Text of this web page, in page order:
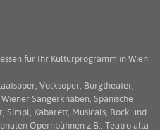
für Ihr Kulturprogramm in Wien
Volksoper, Burgtheater,
Sängerknaben, Spanische
Kabarett, Musicals, Rock und
Opernbühnen z.B.: Teatro alla